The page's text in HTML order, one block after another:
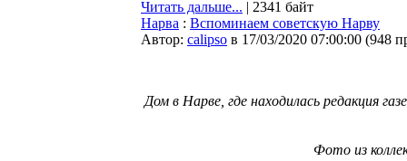
Читать дальше... | 2341 байт
Нарва : Вспоминаем советскую Нарву
Автор: calipso в 17/03/2020 07:00:00 (948
Дом в Нарве, где находилась редакция
Фото из